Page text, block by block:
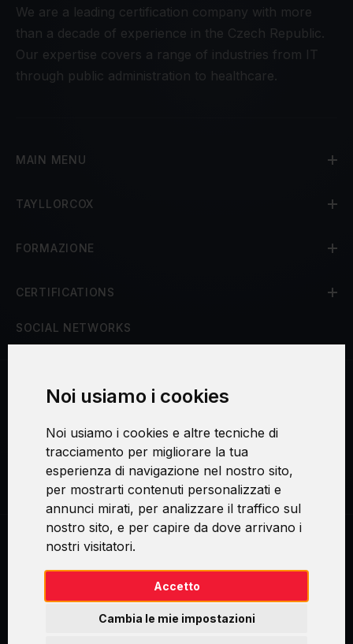
Noi usiamo i cookies
Noi usiamo i cookies e altre tecniche di
tracciamento per migliorare la tua
esperienza di navigazione nel nostro sito,
per mostrarti contenuti personalizzati e
annunci mirati, per analizzare il traffico sul
nostro sito, e per capire da dove arrivano i
nostri visitatori.
Accetto
Cambia le mie impostazioni
We are a leading certification company with more
than a decade of experience in the Czech Republic.
Our expertise covers a range of industries from IT
through public administration to healthcare.
MAIN MENU
TAYLLORCOX
FORMAZIONE
CERTIFICATIONS
SOCIAL NETWORKS
Procedura di reclamo
Consenso al trattamento dei dati personali
Sicurezza e privacy
Swirl logoTM je ochranná známka společnosti AXELOS Limited. ITIL®
je registrovanou ochrannou známkou AXELOS Limited. PRINCE2® je
registrovanou ochrannou známkou AXELOS Limited. MSP® je
registrovanou ochrannou známkou AXELOS Limited & TAYLLORCOX